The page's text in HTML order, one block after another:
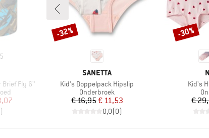
5
Brief Fly 6''
prijs
)
MERK
SANETTA
Artikel
Kid's Doppelpack Hipslip
Productgroep
Onderbroek
Prijs
€ 16,95Verlaagde prijs
€ 11,53
0,0(0)
Korting
-32%
Artikel
Kid's
€
Korting
-30%